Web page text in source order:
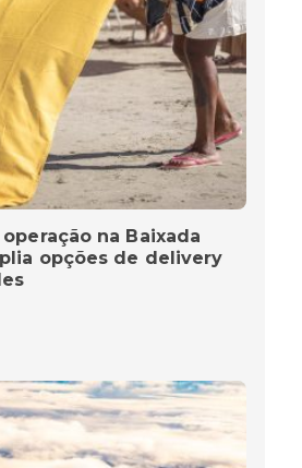
na Baixada
opções de delivery